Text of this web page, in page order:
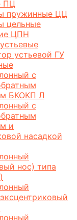
ПЦ
пружинные ЦЦ
цельные
ЦПН
устьевой ГУ
с
БКОКП Л
с
и
насадкой
нос) типа